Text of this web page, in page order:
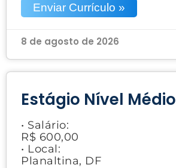
Enviar Currículo »
8 de agosto de 2026
Estágio Nível Médio
• Salário:
R$ 600,00
• Local:
Planaltina, DF